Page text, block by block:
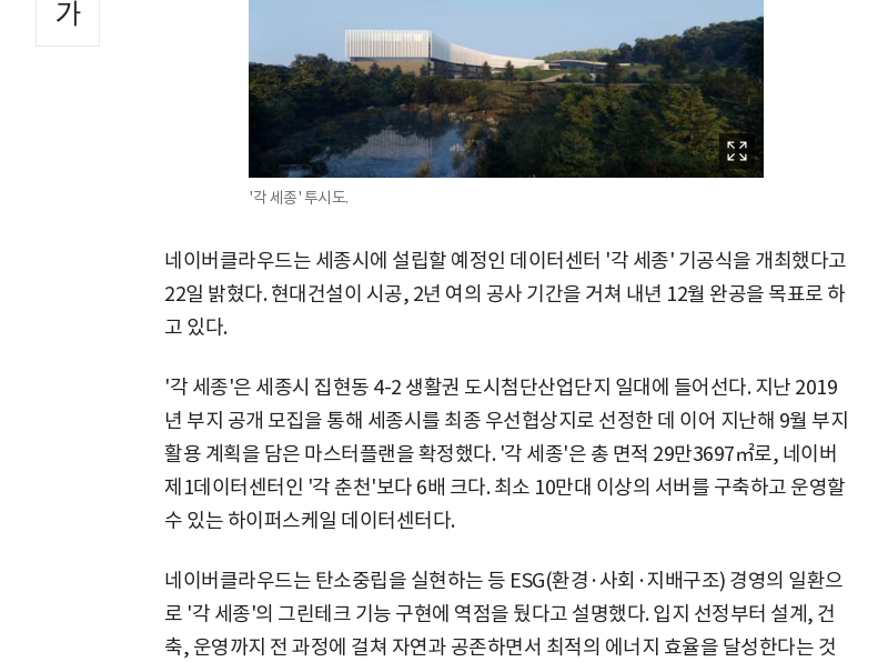
'각 세종' 투시도.
네이버클라우드는 세종시에 설립할 예정인 데이터센터 '각 세종' 기공식을 개최했다고
22일 밝혔다. 현대건설이 시공, 2년 여의 공사 기간을 거쳐 내년 12월 완공을 목표로 하
고 있다.
'각 세종'은 세종시 집현동 4-2 생활권 도시첨단산업단지 일대에 들어선다. 지난 2019
년 부지 공개 모집을 통해 세종시를 최종 우선협상지로 선정한 데 이어 지난해 9월 부지
활용 계획을 담은 마스터플랜을 확정했다. '각 세종'은 총 면적 29만3697㎡로, 네이버
제1데이터센터인 '각 춘천'보다 6배 크다. 최소 10만대 이상의 서버를 구축하고 운영할
수 있는 하이퍼스케일 데이터센터다.
네이버클라우드는 탄소중립을 실현하는 등 ESG(환경·사회·지배구조) 경영의 일환으
로 '각 세종'의 그린테크 기능 구현에 역점을 뒀다고 설명했다. 입지 선정부터 설계, 건
축, 운영까지 전 과정에 걸쳐 자연과 공존하면서 최적의 에너지 효율을 달성한다는 것